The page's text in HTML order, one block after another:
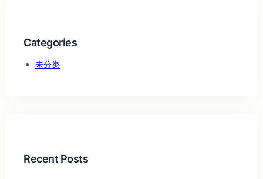
Categories
未分类
Recent Posts